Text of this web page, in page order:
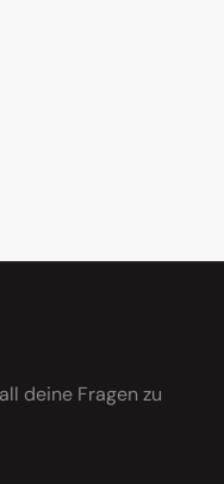
deine Fragen zu